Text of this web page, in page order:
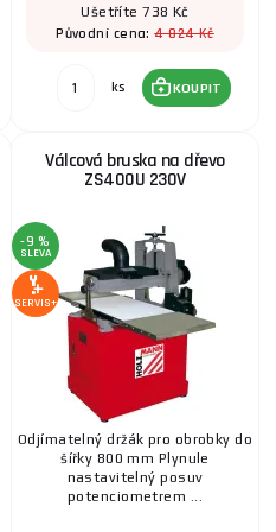
PBS1600 (PBS1010) |
KOUPIT 1 690 Kč
na kov MBSM 150-203-2
KOUPIT 27 093 Kč
na kov MBSM 100-140-1
13 859 Kč
Ušetříte 738 Kč
Původní cena:4 824 Kč
ks KOUPIT
Válcová bruska na dřevo
ZS400U 230V
-9 %
SLEVA
SERVIS+
Odjímatelný držák pro obrobky do
šířky 800 mm Plynule
nastavitelný posuv
potenciometrem ...